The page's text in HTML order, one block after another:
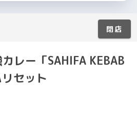
レー「SAHIFA KEBAB
セット